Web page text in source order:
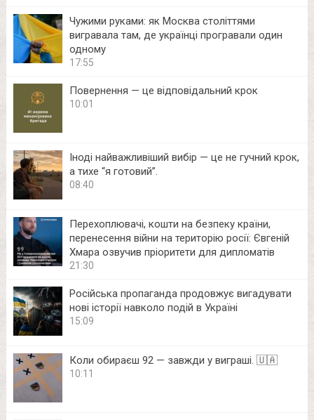
Чужими руками: як Москва століттями
вигравала там, де українці програвали один
одному
17:55
Повернення — це відповідальний крок
10:01
Іноді найважливіший вибір — це не гучний крок,
а тихе “я готовий”.
08:40
Перехоплювачі, кошти на безпеку країни,
перенесення війни на територію росії: Євгеній
Хмара озвучив пріоритети для дипломатів
21:30
Російська пропаганда продовжує вигадувати
нові історії навколо подій в Україні
15:09
Коли обираєш 92 — завжди у виграші. 🇺🇦
10:11